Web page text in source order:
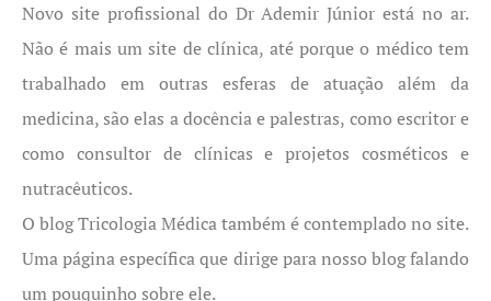
Novo site profissional do Dr Ademir Júnior está no ar.
Não é mais um site de clínica, até porque o médico tem
trabalhado em outras esferas de atuação além da
medicina, são elas a docência e palestras, como escritor e
como consultor de clínicas e projetos cosméticos e
nutracêuticos.
O blog Tricologia Médica também é contemplado no site.
Uma página específica que dirige para nosso blog falando
um pouquinho sobre ele.